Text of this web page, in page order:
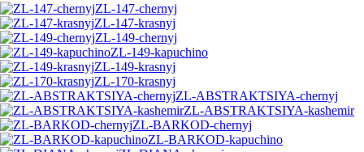
ZL-147-chernyj
ZL-147-krasnyj
ZL-149-chernyj
ZL-149-kapuchino
ZL-149-krasnyj
ZL-170-krasnyj
ZL-ABSTRAKTSIYA-chernyj
ZL-ABSTRAKTSIYA-kashemir
ZL-BARKOD-chernyj
ZL-BARKOD-kapuchino